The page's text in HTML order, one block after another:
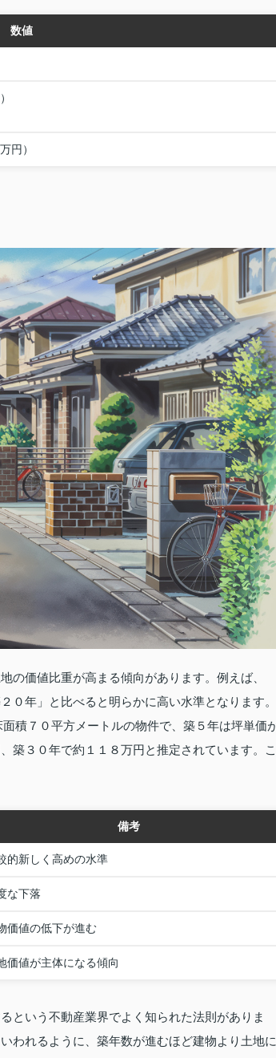
数値
円）
の価値比重が高まる傾向があります。例えば、
０年」と比べると明らかに高い水準となります。
積７０平方メートルの物件で、築５年は坪単価
築３０年で約１１８万円と推定されています。こ
備考
的新しく高めの水準
な下落
価値の低下が進む
価値が主体になる傾向
という不動産業界でよく知られた法則がありま
われるように、築年数が進むほど建物より土地に